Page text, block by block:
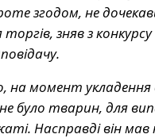
згодом, не
торгів, зняв з
на момент укладення
було тварин, для
Насправді він мав